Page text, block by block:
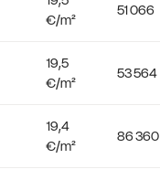
€/m²
51 066
19,5
€/m²
53 564
19,4
€/m²
86 360